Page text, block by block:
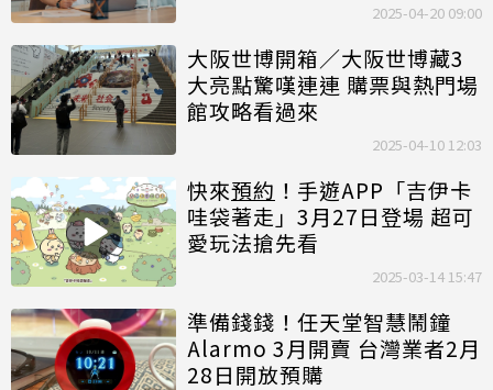
2025-04-20 09:00
大阪世博開箱／大阪世博藏3
大亮點驚嘆連連 購票與熱門場
館攻略看過來
2025-04-10 12:03
快來預約 ！手遊APP「吉伊卡
哇袋著走」3月27日登場 超可
愛玩法搶先看
2025-03-14 15:47
準備錢錢！任天堂智慧鬧鐘
Alarmo 3月開賣 台灣業者2月
28日開放預購